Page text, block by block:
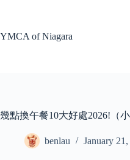
YMCA of Niagara
幾點換午餐10大好處2026!（
benlau January